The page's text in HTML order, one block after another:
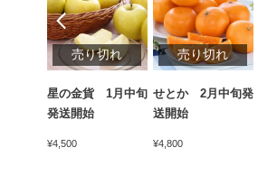
売り切れ
星の金貨 1月中旬
発送開始
¥4,500
売り切れ
せとか 2月中旬発
送開始
¥4,800